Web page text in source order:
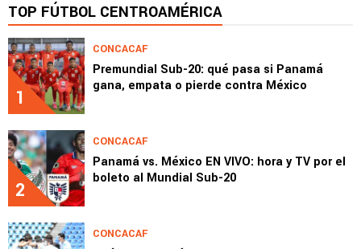
TOP FÚTBOL CENTROAMÉRICA
1
CONCACAF
Premundial Sub-20: qué pasa si Panamá
gana, empata o pierde contra México
2
CONCACAF
Panamá vs. México EN VIVO: hora y TV por el
boleto al Mundial Sub-20
CONCACAF